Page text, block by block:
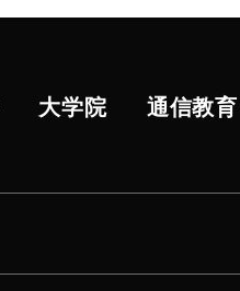
大学院 通信教育